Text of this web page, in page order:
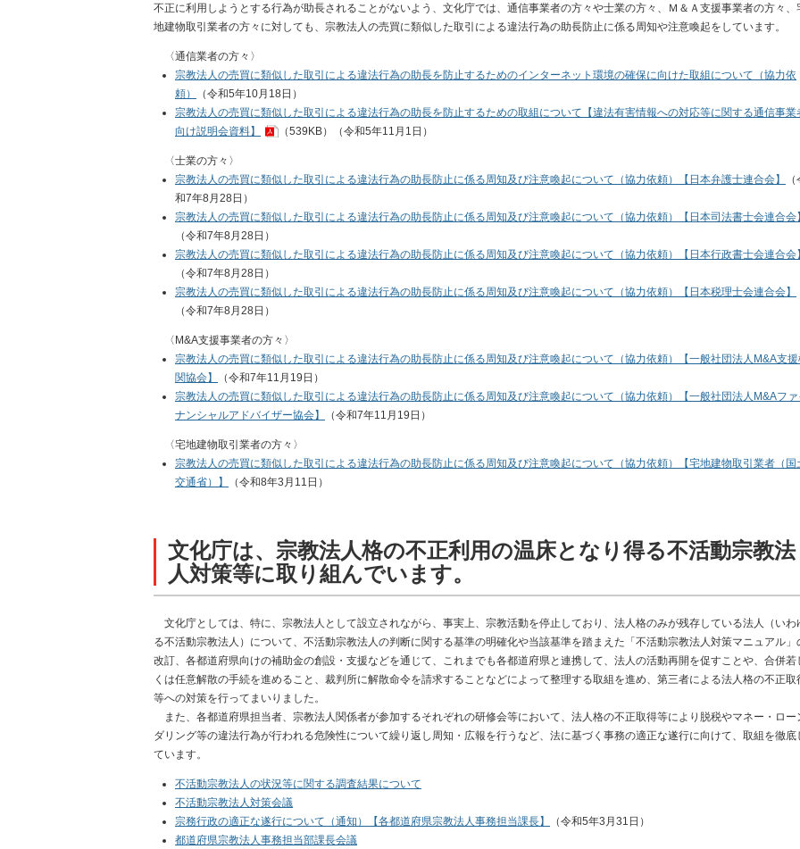
不正に利用しようとする行為が助長されることがないよう、文化庁では、通信事業者の方々や士業の方々、Ｍ＆Ａ支援事業者の方々、
地建物取引業者の方々に対しても、宗教法人の売買に類似した取引による違法行為の助長防止に係る周知や注意喚起をしています。
〈通信業者の方々〉
宗教法人の売買に類似した取引による違法行為の助長を防止するためのインターネット環境の確保に向けた取組について（協力依
頼）
（令和5年10月18日）
宗教法人の売買に類似した取引による違法行為の助長を防止するための取組について【違法有害情報への対応等に関する通信事業
向け説明会資料】
（539KB） （令和5年11月1日）
〈士業の方々〉
宗教法人の売買に類似した取引による違法行為の助長防止に係る周知及び注意喚起について（協力依頼）【日本弁護士連合会】
和7年8月28日）
宗教法人の売買に類似した取引による違法行為の助長防止に係る周知及び注意喚起について（協力依頼）【日本司法書士会連合会
（令和7年8月28日）
宗教法人の売買に類似した取引による違法行為の助長防止に係る周知及び注意喚起について（協力依頼）【日本行政書士会連合会
（令和7年8月28日）
宗教法人の売買に類似した取引による違法行為の助長防止に係る周知及び注意喚起について（協力依頼）【日本税理士会連合会】
（令和7年8月28日）
〈M&A支援事業者の方々〉
宗教法人の売買に類似した取引による違法行為の助長防止に係る周知及び注意喚起について（協力依頼）【一般社団法人М&A支
関協会】
（令和7年11月19日）
宗教法人の売買に類似した取引による違法行為の助長防止に係る周知及び注意喚起について（協力依頼）【一般社団法人М&Aフ
ナンシャルアドバイザー協会】
（令和7年11月19日）
〈宅地建物取引業者の方々〉
宗教法人の売買に類似した取引による違法行為の助長防止に係る周知及び注意喚起について（協力依頼）【宅地建物取引業者（国
交通省）】
（令和8年3月11日）
文化庁は、宗教法人格の不正利用の温床となり得る不活動宗教法
人対策等に取り組んでいます。
文化庁としては、特に、宗教法人として設立されながら、事実上、宗教活動を停止しており、法人格のみが残存している法人（いわ
る不活動宗教法人）について、不活動宗教法人の判断に関する基準の明確化や当該基準を踏まえた「不活動宗教法人対策マニュアル」
改訂、各都道府県向けの補助金の創設・支援などを通じて、これまでも各都道府県と連携して、法人の活動再開を促すことや、合併若
くは任意解散の手続を進めること、裁判所に解散命令を請求することなどによって整理する取組を進め、第三者による法人格の不正取
等への対策を行ってまいりました。
また、各都道府県担当者、宗教法人関係者が参加するそれぞれの研修会等において、法人格の不正取得等により脱税やマネー・ロー
ダリング等の違法行為が行われる危険性について繰り返し周知・広報を行うなど、法に基づく事務の適正な遂行に向けて、取組を徹底
ています。
不活動宗教法人の状況等に関する調査結果について
不活動宗教法人対策会議
宗務行政の適正な遂行について（通知）【各都道府県宗教法人事務担当課長】
（令和5年3月31日）
都道府県宗教法人事務担当部課長会議